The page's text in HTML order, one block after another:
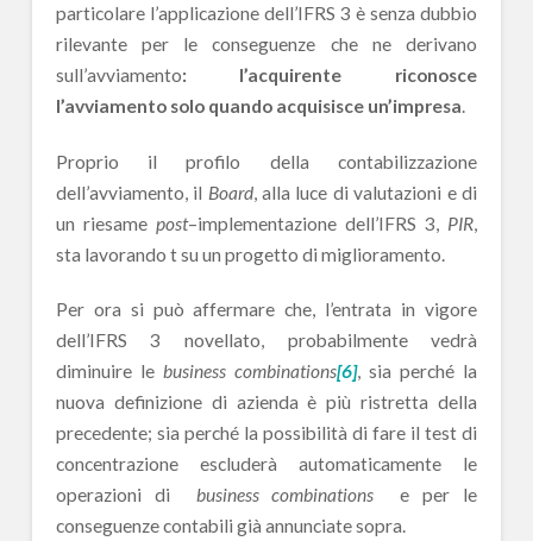
particolare l’applicazione dell’IFRS 3 è senza dubbio
rilevante per le conseguenze che ne derivano
sull’avviamento: l’acquirente riconosce
l’avviamento solo quando acquisisce un’impresa.
Proprio il profilo della contabilizzazione
dell’avviamento, il Board, alla luce di valutazioni e di
un riesame post–implementazione dell’IFRS 3, PIR
sta lavorando t su un progetto di miglioramento.
Per ora si può affermare che, l’entrata in vigore
dell’IFRS 3 novellato, probabilmente vedrà
diminuire le business combinations[6], sia perché la
nuova definizione di azienda è più ristretta della
precedente; sia perché la possibilità di fare il test di
concentrazione escluderà automaticamente le
operazioni di business combinations e per le
conseguenze contabili già annunciate sopra.